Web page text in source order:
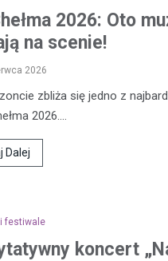
2026: Oto
na scenie!
2026
zbliża się jedno z
2026.…
Dalej
festiwale
koncert